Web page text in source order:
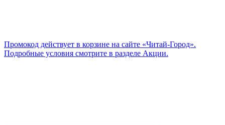
Промокод действует в корзине на сайте «Читай-Город».
Подробные условия смотрите в разделе Акции.